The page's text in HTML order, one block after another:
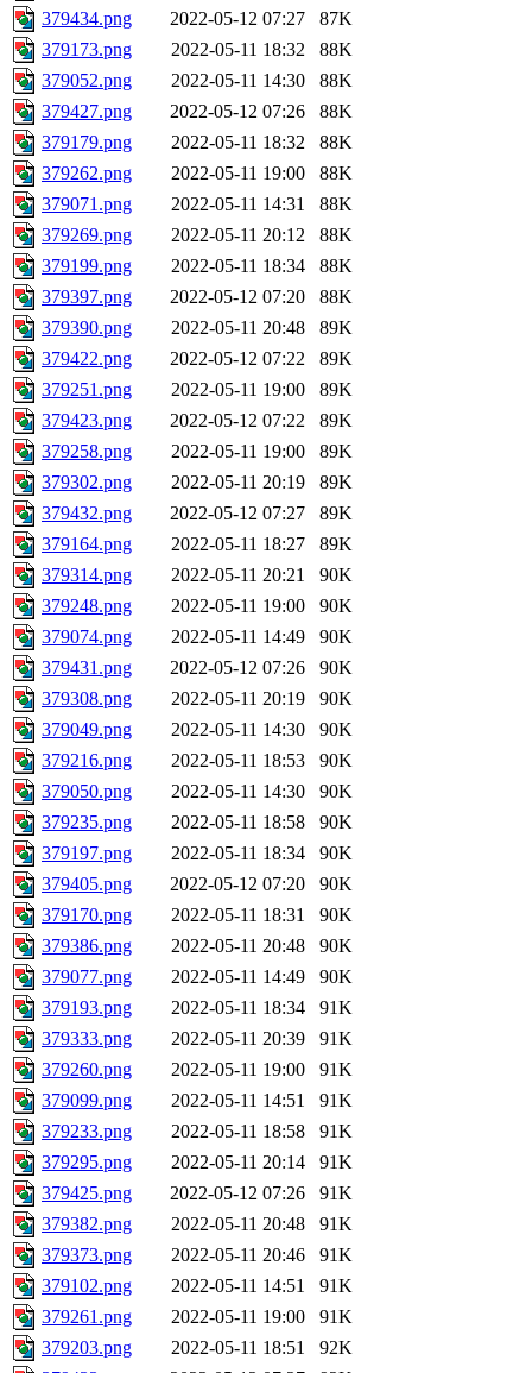
379434.png
2022-05-12 07:27
87K
379173.png
2022-05-11 18:32
88K
379052.png
2022-05-11 14:30
88K
379427.png
2022-05-12 07:26
88K
379179.png
2022-05-11 18:32
88K
379262.png
2022-05-11 19:00
88K
379071.png
2022-05-11 14:31
88K
379269.png
2022-05-11 20:12
88K
379199.png
2022-05-11 18:34
88K
379397.png
2022-05-12 07:20
88K
379390.png
2022-05-11 20:48
89K
379422.png
2022-05-12 07:22
89K
379251.png
2022-05-11 19:00
89K
379423.png
2022-05-12 07:22
89K
379258.png
2022-05-11 19:00
89K
379302.png
2022-05-11 20:19
89K
379432.png
2022-05-12 07:27
89K
379164.png
2022-05-11 18:27
89K
379314.png
2022-05-11 20:21
90K
379248.png
2022-05-11 19:00
90K
379074.png
2022-05-11 14:49
90K
379431.png
2022-05-12 07:26
90K
379308.png
2022-05-11 20:19
90K
379049.png
2022-05-11 14:30
90K
379216.png
2022-05-11 18:53
90K
379050.png
2022-05-11 14:30
90K
379235.png
2022-05-11 18:58
90K
379197.png
2022-05-11 18:34
90K
379405.png
2022-05-12 07:20
90K
379170.png
2022-05-11 18:31
90K
379386.png
2022-05-11 20:48
90K
379077.png
2022-05-11 14:49
90K
379193.png
2022-05-11 18:34
91K
379333.png
2022-05-11 20:39
91K
379260.png
2022-05-11 19:00
91K
379099.png
2022-05-11 14:51
91K
379233.png
2022-05-11 18:58
91K
379295.png
2022-05-11 20:14
91K
379425.png
2022-05-12 07:26
91K
379382.png
2022-05-11 20:48
91K
379373.png
2022-05-11 20:46
91K
379102.png
2022-05-11 14:51
91K
379261.png
2022-05-11 19:00
91K
379203.png
2022-05-11 18:51
92K